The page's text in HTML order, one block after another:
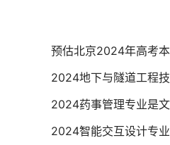
预估北京2024年高考
2024地下与隧道工程
2024药事管理专业是
2024智能交互设计专